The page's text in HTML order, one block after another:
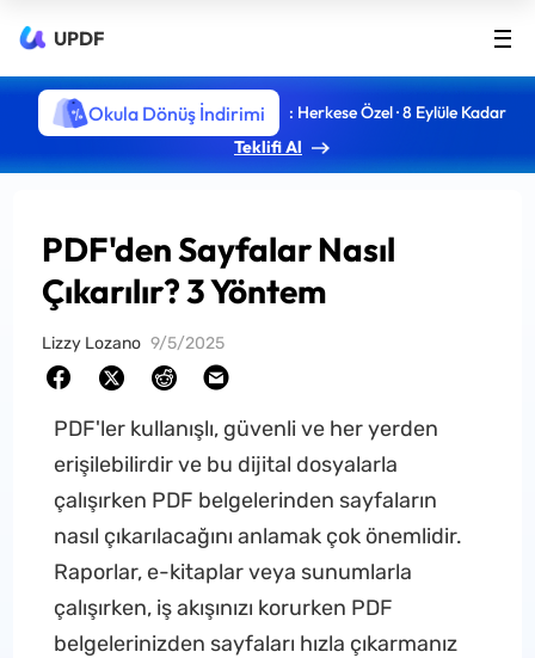
UPDF
Okula Dönüş İndirimi
: Herkese Özel · 8 Eylüle Kadar
Teklifi Al
PDF'den Sayfalar Nasıl
Çıkarılır? 3 Yöntem
Lizzy Lozano 9/5/2025
PDF'ler kullanışlı, güvenli ve her yerden
erişilebilirdir ve bu dijital dosyalarla
çalışırken PDF belgelerinden sayfaların
nasıl çıkarılacağını anlamak çok önemlidir.
Raporlar, e-kitaplar veya sunumlarla
çalışırken, iş akışınızı korurken PDF
belgelerinizden sayfaları hızla çıkarmanız